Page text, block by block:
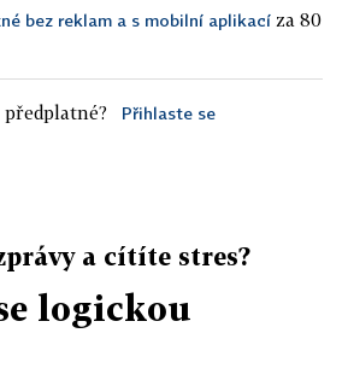
bez reklam a s mobilní aplikací za 80
Přihlaste se
a cítíte stres?
logickou